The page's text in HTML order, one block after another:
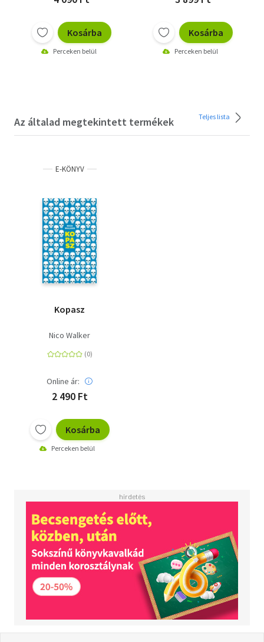
Kosárba
Perceken belül
Kosárba
Perceken belül
Az általad megtekintett termékek Teljes lista
E-KÖNYV
Kopasz
Nico Walker
Online ár:
2 490 Ft
Kosárba
Perceken belül